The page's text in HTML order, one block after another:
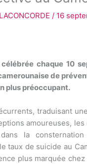
LACONCORDE / 16
chaque 10
de
plus préoccupant.
traduisant
amoureuses,
la
taux de suicide au
plus marquée chez